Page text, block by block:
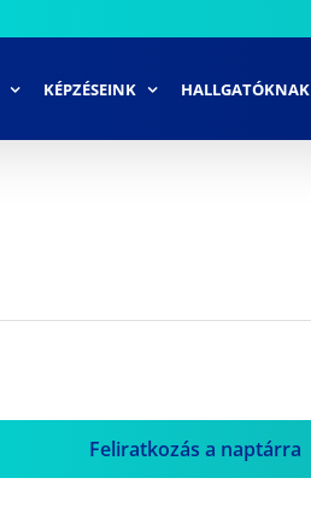
KÉPZÉSEINK HALLGATÓKNAK
Feliratkozás a naptárra